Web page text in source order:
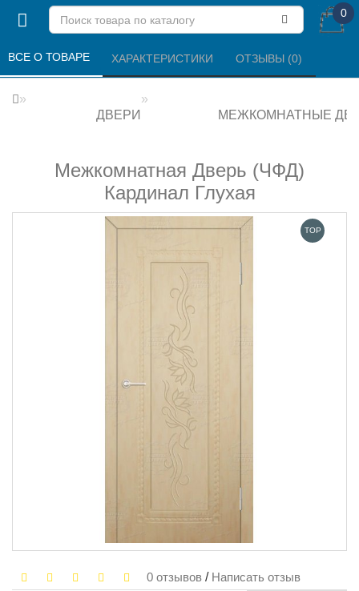
0
ДВЕРИ МЕЖКОМНАТНЫЕ
Межкомнатная Дверь (ЧФД)
Кардинал Глухая
ВСЕ О ТОВАРЕ ХАРАКТЕРИСТИКИ ОТЗЫВЫ (0)
TOP
0 отзывов / Написать отзыв